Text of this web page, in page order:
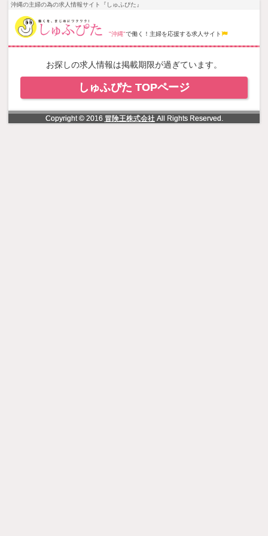
NowLoading
沖縄の主婦の為の求人情報サイト『しゅふぴた』
"沖縄"で働く！主婦を応援する求人サイト
お探しの求人情報は掲載期限が過ぎています。
しゅふぴた TOPページ
Copyright © 2016 冒険王株式会社All Rights Reserved.